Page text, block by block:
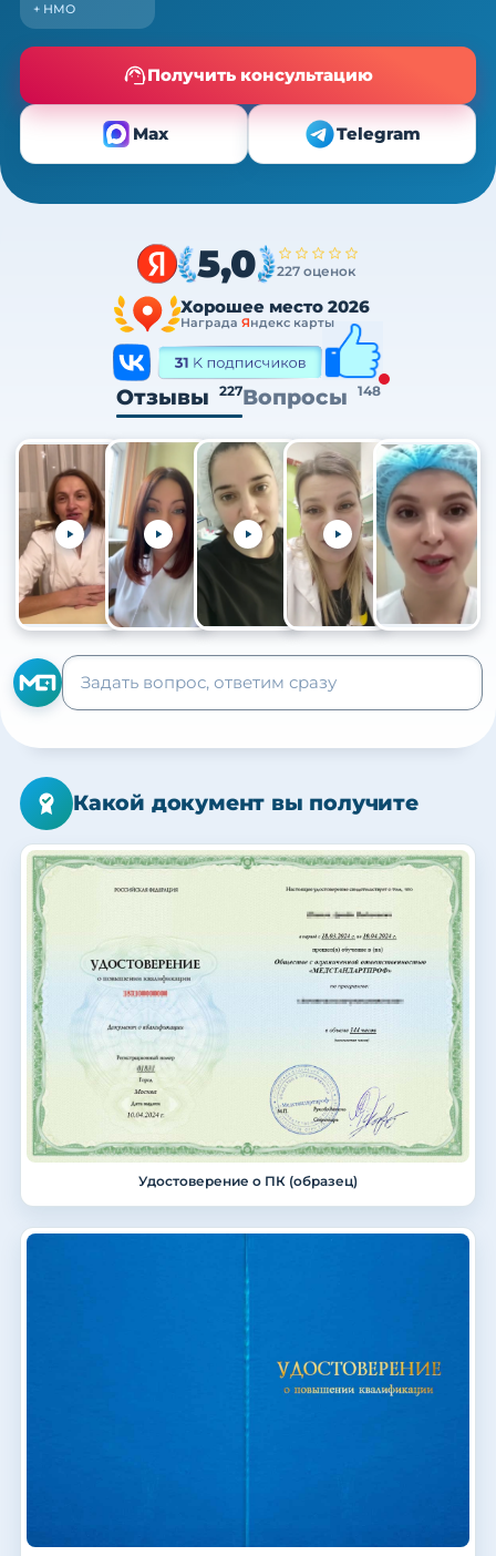
+ НМО
Получить консультацию
Max Telegram
5,0 227 оценок
Хорошее место 2026
Награда Яндекс карты
Отзывы 227Вопросы 148
+105
Какой документ вы получите
Удостоверение о ПК (образец)